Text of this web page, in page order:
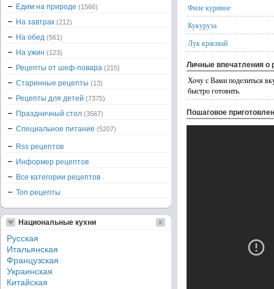
Филе куриное
Кукуруза
Лук красный
Личные впечатления о
Хочу с Вами поделиться
быстро готовить.
Пошаговое
Едим на природе (1566)
На завтрак (212)
На обед (561)
На ужин (123)
Рецепты от шеф-повара (215)
Старинные рецепты (13)
Рецепты для детей (7375)
Праздничный стол (3567)
Специальное питание (5207)
Rss рецептов
Информер рецептов
Все категории рецептов
Топ рецепты
Национальные кухни
Русская
Итальянская
Французская
Украинская
Китайская